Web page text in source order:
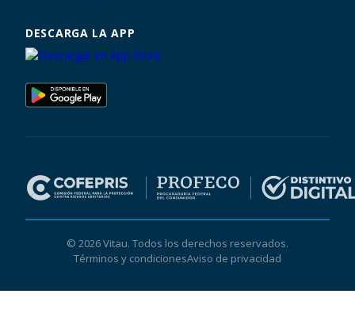
DESCARGA LA APP
© 2026 Vitau. Todos los derechos reservados.
Términos y condicionesAviso de privacidad